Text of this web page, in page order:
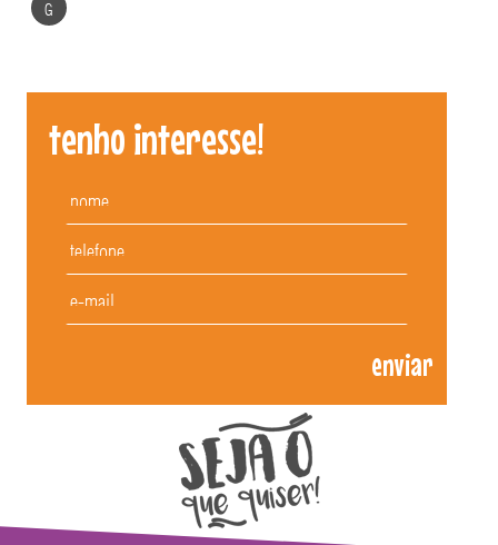
G
tenho interesse!
enviar
Patuscada Fantasias - aceitamos